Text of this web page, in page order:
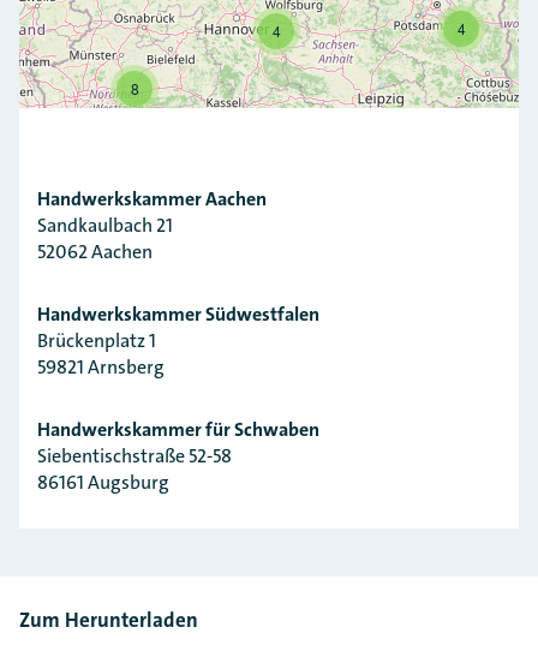
4 4
2
8
Handwerkskammer Aachen
Sandkaulbach 21
52062 Aachen
Handwerkskammer Südwestfalen
Brückenplatz 1
59821 Arnsberg
Handwerkskammer für Schwaben
Siebentischstraße 52-58
86161 Augsburg
Zum Herunterladen